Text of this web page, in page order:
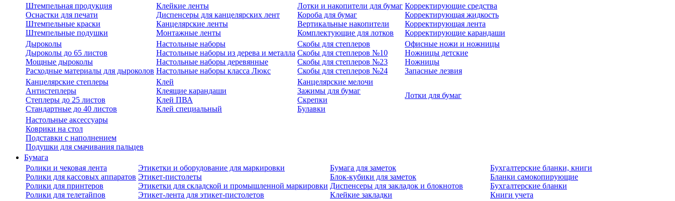
Штемпельная продукция
Оснастки для печати
Штемпельные краски
Штемпельные подушки
Клейкие ленты
Диспенсеры для канцелярских лент
Канцелярские ленты
Монтажные ленты
Лотки и накопители для бумаг
Короба для бумаг
Вертикальные накопители
Комплектующие для лотков
Корректирующие средства
Корректирующая жидкость
Корректирующая лента
Корректирующие карандаши
Дыроколы
Дыроколы до 65 листов
Мощные дыроколы
Расходные материалы для дыроколов
Настольные наборы
Настольные наборы из дерева и металла
Настольные наборы деревянные
Настольные наборы класса Люкс
Скобы для степлеров
Скобы для степлеров №10
Скобы для степлеров №23
Скобы для степлеров №24
Офисные ножи и ножницы
Ножницы детские
Ножницы
Запасные лезвия
Канцелярские степлеры
Антистеплеры
Степлеры до 25 листов
Стандартные до 40 листов
Клей
Клеящие карандаши
Клей ПВА
Клей специальный
Канцелярские мелочи
Зажимы для бумаг
Скрепки
Булавки
Лотки для бумаг
Настольные аксессуары
Коврики на стол
Подставки с наполнением
Подушки для смачивания пальцев
Бумага
Ролики и чековая лента
Ролики для кассовых аппаратов
Ролики для принтеров
Ролики для телетайпов
Этикетки и оборудование для маркировки
Этикет-пистолеты
Этикетки для складской и промышленной маркировки
Этикет-лента для этикет-пистолетов
Бумага для заметок
Блок-кубики для заметок
Диспенсеры для закладок и блокнотов
Клейкие закладки
Бухгалтерские бланки, книги
Бланки самокопирующие
Бухгалтерские бланки
Книги учета